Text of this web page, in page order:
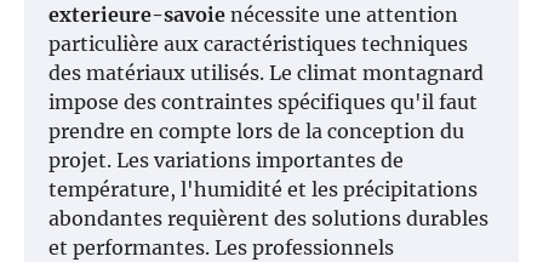
exterieure-savoie nécessite une attention
particulière aux caractéristiques techniques
des matériaux utilisés. Le climat montagnard
impose des contraintes spécifiques qu'il faut
prendre en compte lors de la conception du
projet. Les variations importantes de
température, l'humidité et les précipitations
abondantes requièrent des solutions durables
et performantes. Les professionnels